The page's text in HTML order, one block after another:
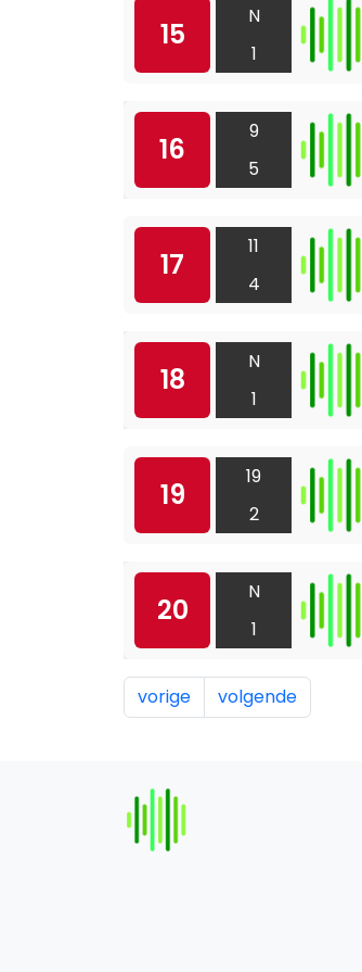
15
N
1
16
9
5
17
11
4
18
N
1
19
19
2
20
N
1
vorige volgende